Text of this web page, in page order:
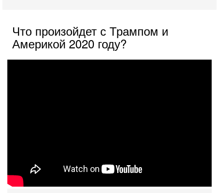
Что произойдет с Трампом и
Америкой 2020 году?